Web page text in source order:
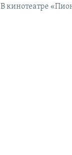
В кинотеатре